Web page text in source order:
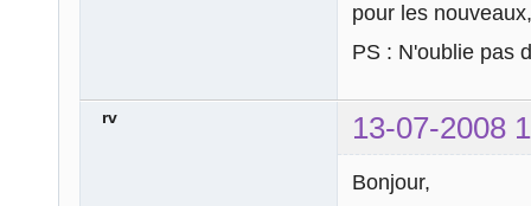
pour les
PS : N'oublie pas
rv 13-07-2008
Bonjour,